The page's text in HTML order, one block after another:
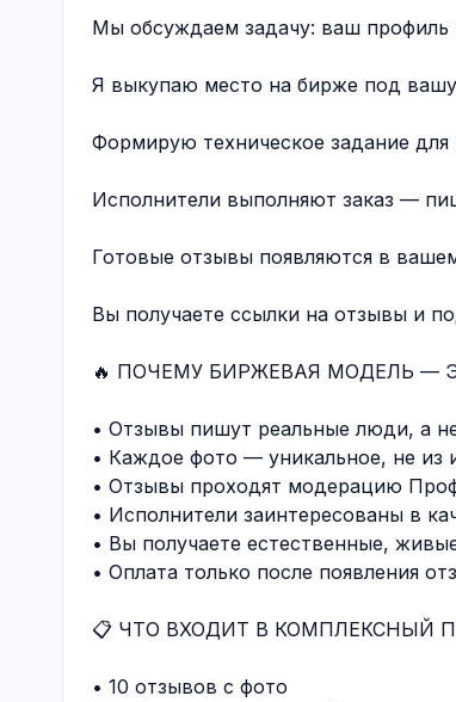
Мы обсуждаем задачу: ваш профиль
Я выкупаю место на бирже под
Формирую техническое задание
Исполнители выполняют заказ —
Готовые отзывы появляются в
Вы получаете ссылки на отзывы и
🔥 ПОЧЕМУ БИРЖЕВАЯ МОДЕЛЬ —
• Отзывы пишут реальные люди, а
• Каждое фото — уникальное, не из
• Отзывы проходят модерацию
• Исполнители заинтересованы в
• Вы получаете естественные,
• Оплата только после появления
📋 ЧТО ВХОДИТ В КОМПЛЕКСНЫЙ
• 10 отзывов с фото